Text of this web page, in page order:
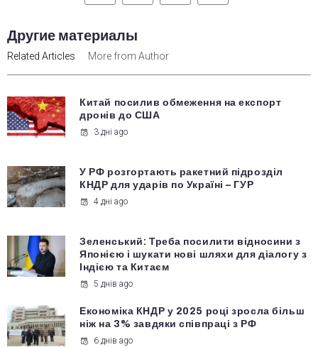
Другие материалы
Related Articles More from Author
Китай посилив обмеження на експорт
дронів до США
3 дні ago
У РФ розгортають ракетний підрозділ
КНДР для ударів по Україні – ГУР
4 дні ago
Зеленський: Треба посилити відносини з
Японією і шукати нові шляхи для діалогу з
Індією та Китаєм
5 днів ago
Економіка КНДР у 2025 році зросла більш
ніж на 3% завдяки співпраці з РФ
6 днів ago